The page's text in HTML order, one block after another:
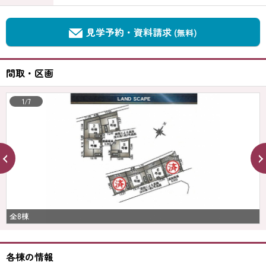
見学予約・資料請求 (無料)
間取・区画
全8棟
1/7
各棟の情報